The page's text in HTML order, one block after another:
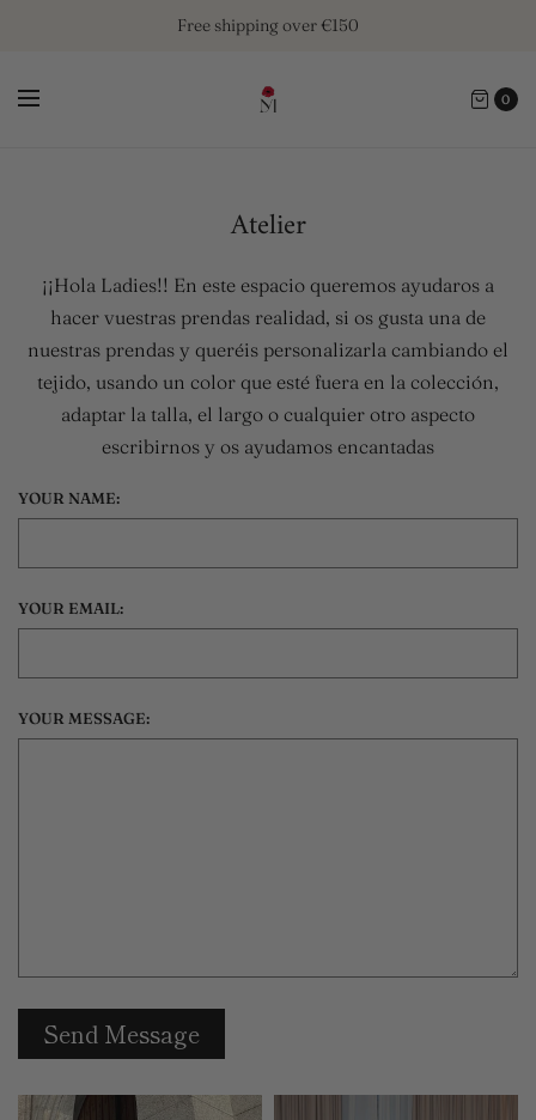
Free shipping over €150
0
Atelier
¡¡Hola Ladies!! En este espacio queremos ayudaros a
hacer vuestras prendas realidad, si os gusta una de
nuestras prendas y queréis personalizarla cambiando el
tejido, usando un color que esté fuera en la colección,
adaptar la talla, el largo o cualquier otro aspecto
escribirnos y os ayudamos encantadas
YOUR NAME:
YOUR EMAIL:
YOUR MESSAGE: